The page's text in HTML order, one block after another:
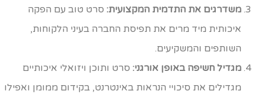
משדרגים את התדמית המקצועית:סרט טוב עם הפקה
איכותית מיד מרים את תפיסת החברה בעיני הלקוחות,
השותפים והמשקיעים.
מגדיל חשיפה באופן אורגני:סרט ותוכן ויזואלי איכותיים
מגדילים את סיכויי הנראות באינטרנט, בקידום ממומן ואפילו